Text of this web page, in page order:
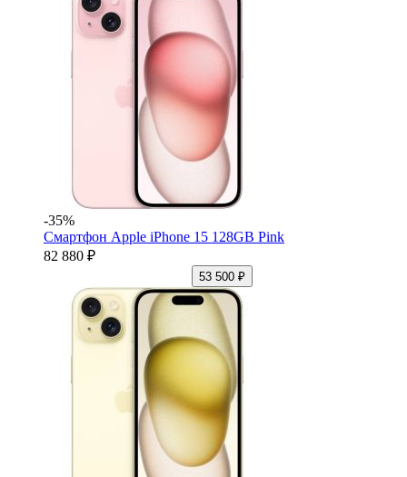
-35%
Смартфон Apple iPhone 15 128GB Pink
82 880 ₽
53 500 ₽